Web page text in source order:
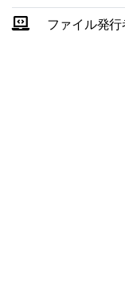
ファイル発行